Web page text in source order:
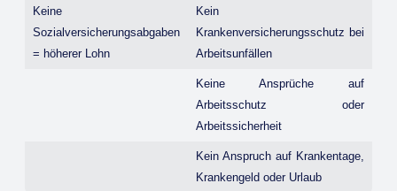
Keine
Sozialversicherungsabgaben
= höherer Lohn
Kein
Krankenversicherungsschutz bei
Arbeitsunfällen
Keine Ansprüche auf
Arbeitsschutz oder
Arbeitssicherheit
Kein Anspruch auf Krankentage,
Krankengeld oder Urlaub